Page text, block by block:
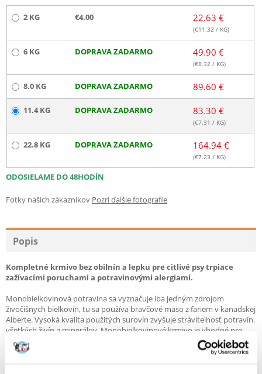
2 KG €4.00 22.63 €
(€11.32 / KG)
6 KG DOPRAVA ZADARMO 49.90 €
(€8.32 / KG)
8.0 KG DOPRAVA ZADARMO 89.60 €
11.4 KG DOPRAVA ZADARMO 83.30 €
(€7.31 / KG)
22.8 KG DOPRAVA ZADARMO 164.94 €
(€7.23 / KG)
ODOSIELAME DO 48HODÍN
Fotky našich zákazníkov Pozri ďalšie fotografie
Popis
Kompletné krmivo bez obilnín a lepku pre citlivé psy trpiace
zažívacími poruchami a potravinovými alergiami.
Monobielkovinová potravina sa vyznačuje iba jedným zdrojom
živočíšnych bielkovín, tu sa používa bravčové mäso z fariem v kanadskej
Alberte. Vysoká kvalita použitých surovín zvyšuje stráviteľnosť potravín.
všetkých živín a minerálov. Monobielkovinové krmivo je vhodné pre
psov s alergiou na iné druhy mäsa, rovnako ako na vykonanie
eminimizačnej diéty na identifikáciu alergizujúcej látky.